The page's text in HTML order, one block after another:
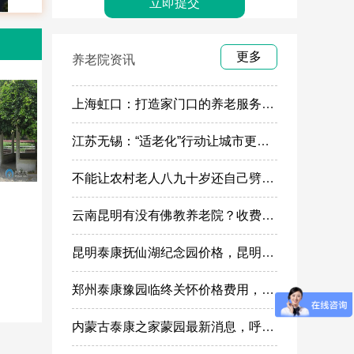
养老院资讯 更多
上海虹口：打造家门口的养老服务“旗舰店”
江苏无锡：“适老化”行动让城市更有温度
不能让农村老人八九十岁还自己劈柴做饭
云南昆明有没有佛教养老院？收费多少
昆明泰康抚仙湖纪念园价格，昆明高端殡葬墓地服务
郑州泰康豫园临终关怀价格费用，郑州高端安宁疗护在哪里
内蒙古泰康之家蒙园最新消息，呼市蒙园养老社区价格表